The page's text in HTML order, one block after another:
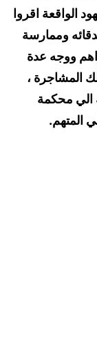
الواقعة اقروا
وممارسة
ووجه عدة
المشاجرة ،
الي محكمة
المتهم.